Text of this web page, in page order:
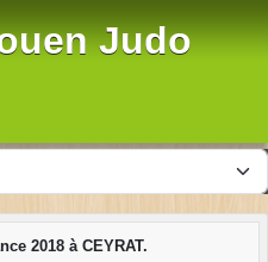
Judo
2018 à CEYRAT.